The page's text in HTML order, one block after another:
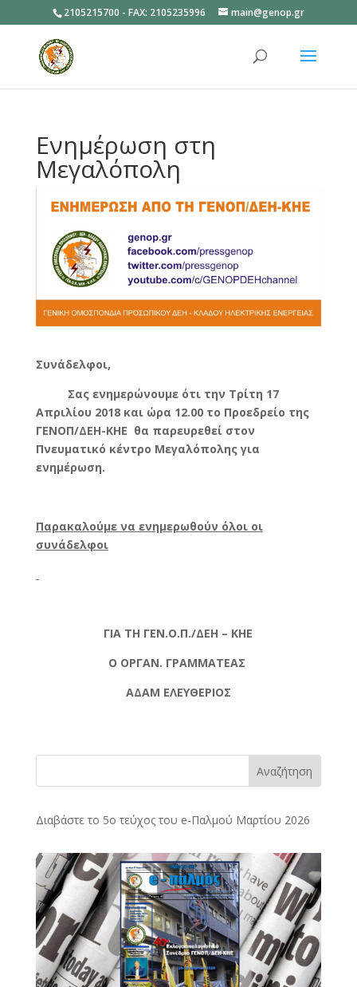
2105215700 - FAX: 2105235996 main@genop.gr
Ενημέρωση στη
Μεγαλόπολη
Συνάδελφοι,
Σας ενημερώνουμε ότι την Τρίτη 17
Απριλίου 2018 και ώρα 12.00 το Προεδρείο της
ΓΕΝΟΠ/ΔΕΗ-ΚΗΕ θα παρευρεθεί στον
Πνευματικό κέντρο Μεγαλόπολης για
ενημέρωση.
Παρακαλούμε να ενημερωθούν όλοι οι
συνάδελφοι
ΓΙΑ ΤΗ ΓΕΝ.Ο.Π./ΔΕΗ – ΚΗΕ
Ο ΟΡΓΑΝ. ΓΡΑΜΜΑΤΕΑΣ
ΑΔΑΜ ΕΛΕΥΘΕΡΙΟΣ
Αναζήτηση
Διαβάστε το 5ο τεύχος του e-Παλμού Μαρτίου 2026